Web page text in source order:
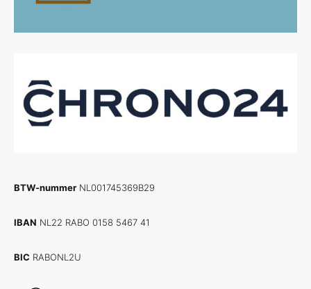
BTW-nummer NL001745369B29
IBAN NL22 RABO 0158 5467 41
BIC RABONL2U